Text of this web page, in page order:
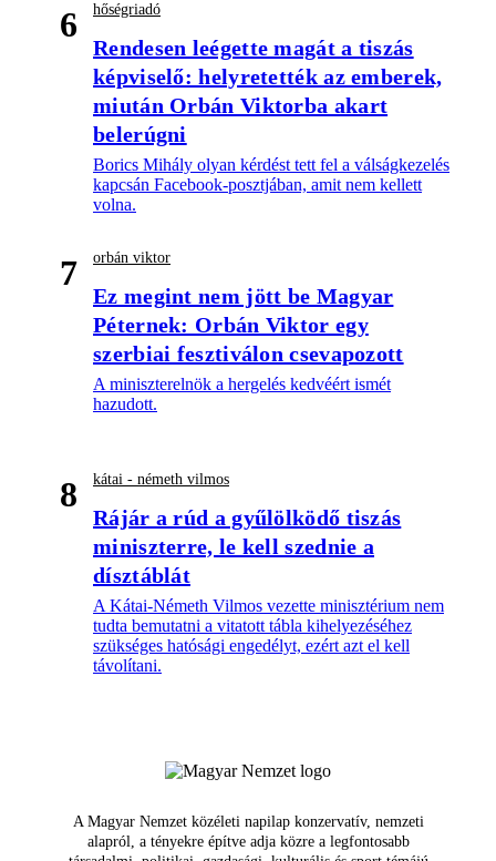
6 hőségriadó
Rendesen leégette magát a tiszás
képviselő: helyretették az emberek,
miután Orbán Viktorba akart
belerúgni
Borics Mihály olyan kérdést tett fel a válságkezelés
kapcsán Facebook-posztjában, amit nem kellett
volna.
7 orbán viktor
Ez megint nem jött be Magyar
Péternek: Orbán Viktor egy
szerbiai fesztiválon csevapozott
A miniszterelnök a hergelés kedvéért ismét
hazudott.
8 kátai - németh vilmos
Rájár a rúd a gyűlölködő tiszás
miniszterre, le kell szednie a
dísztáblát
A Kátai-Németh Vilmos vezette minisztérium nem
tudta bemutatni a vitatott tábla kihelyezéséhez
szükséges hatósági engedélyt, ezért azt el kell
távolítani.
A Magyar Nemzet közéleti napilap konzervatív, nemzeti
alapról, a tényekre építve adja közre a legfontosabb